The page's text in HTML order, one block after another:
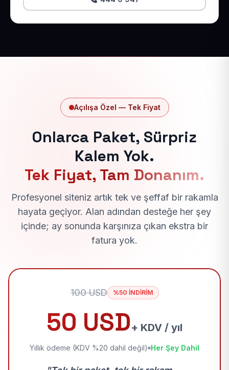
Açılışa Özel — Tek Fiyat
Onlarca Paket, Sürpriz
Kalem Yok.
Tek Fiyat, Tam Donanım.
Profesyonel siteniz artık tek ve şeffaf bir rakamla
hayata geçiyor. Alan adından desteğe her şey
içinde; ay sonunda karşınıza çıkan ekstra bir
fatura yok.
100 USD %50 İNDİRİM
50 USD+ KDV / yıl
Yıllık ödeme (KDV %20 dahil değil) Her Şey Dahil